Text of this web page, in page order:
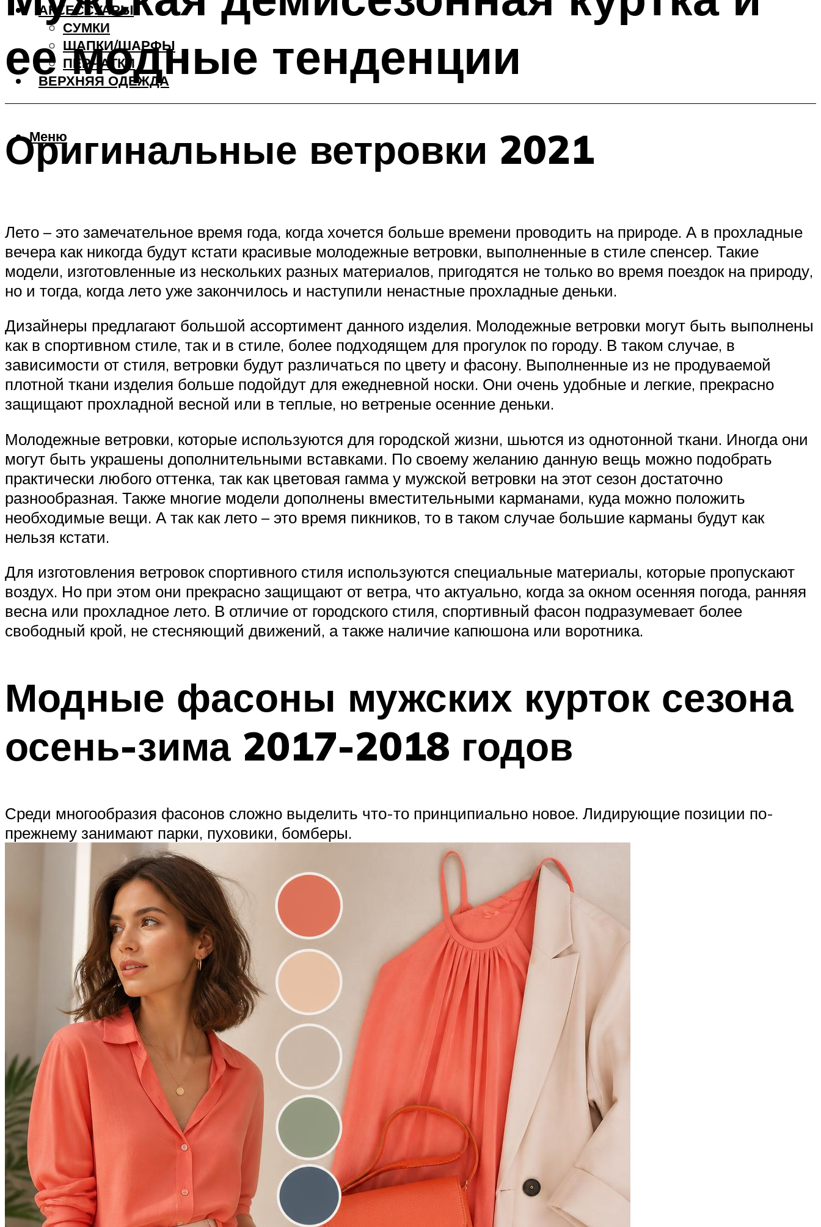
АКCЕССУАРЫ
СУМКИ
ШАПКИ/ШАРФЫ
ПЕРЧАТКИ
ВЕРХНЯЯ ОДЕЖДА
Меню
ее модные тенденции
Оригинальные ветровки 2021
Лето – это замечательное время года, когда хочется больше времени проводить на природе. А в прохладные
вечера как никогда будут кстати красивые молодежные ветровки, выполненные в стиле спенсер. Такие
модели, изготовленные из нескольких разных материалов, пригодятся не только во время поездок на природу,
но и тогда, когда лето уже закончилось и наступили ненастные прохладные деньки.
Дизайнеры предлагают большой ассортимент данного изделия. Молодежные ветровки могут быть выполнены
как в спортивном стиле, так и в стиле, более подходящем для прогулок по городу. В таком случае, в
зависимости от стиля, ветровки будут различаться по цвету и фасону. Выполненные из не продуваемой
плотной ткани изделия больше подойдут для ежедневной носки. Они очень удобные и легкие, прекрасно
защищают прохладной весной или в теплые, но ветреные осенние деньки.
Молодежные ветровки, которые используются для городской жизни, шьются из однотонной ткани. Иногда они
могут быть украшены дополнительными вставками. По своему желанию данную вещь можно подобрать
практически любого оттенка, так как цветовая гамма у мужской ветровки на этот сезон достаточно
разнообразная. Также многие модели дополнены вместительными карманами, куда можно положить
необходимые вещи. А так как лето – это время пикников, то в таком случае большие карманы будут как
нельзя кстати.
Для изготовления ветровок спортивного стиля используются специальные материалы, которые пропускают
воздух. Но при этом они прекрасно защищают от ветра, что актуально, когда за окном осенняя погода, ранняя
весна или прохладное лето. В отличие от городского стиля, спортивный фасон подразумевает более
свободный крой, не стесняющий движений, а также наличие капюшона или воротника.
Модные фасоны мужских курток сезона
осень-зима 2017-2018 годов
Среди многообразия фасонов сложно выделить что-то принципиально новое. Лидирующие позиции по-
прежнему занимают парки, пуховики, бомберы.